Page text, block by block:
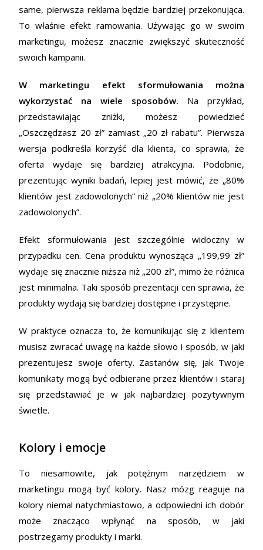
same, pierwsza reklama będzie bardziej przekonująca.
To właśnie efekt ramowania. Używając go w swoim
marketingu, możesz znacznie zwiększyć skuteczność
swoich kampanii.
W marketingu efekt sformułowania można
wykorzystać na wiele sposobów. Na przykład,
przedstawiając zniżki, możesz powiedzieć
„Oszczędzasz 20 zł” zamiast „20 zł rabatu”. Pierwsza
wersja podkreśla korzyść dla klienta, co sprawia, że
oferta wydaje się bardziej atrakcyjna. Podobnie,
prezentując wyniki badań, lepiej jest mówić, że „80%
klientów jest zadowolonych” niż „20% klientów nie jest
zadowolonych”.
Efekt sformułowania jest szczególnie widoczny w
przypadku cen. Cena produktu wynosząca „199,99 zł”
wydaje się znacznie niższa niż „200 zł”, mimo że różnica
jest minimalna. Taki sposób prezentacji cen sprawia, że
produkty wydają się bardziej dostępne i przystępne.
W praktyce oznacza to, że komunikując się z klientem
musisz zwracać uwagę na każde słowo i sposób, w jaki
prezentujesz swoje oferty. Zastanów się, jak Twoje
komunikaty mogą być odbierane przez klientów i staraj
się przedstawiać je w jak najbardziej pozytywnym
świetle.
Kolory i emocje
To niesamowite, jak potężnym narzędziem w
marketingu mogą być kolory. Nasz mózg reaguje na
kolory niemal natychmiastowo, a odpowiedni ich dobór
może znacząco wpłynąć na sposób, w jaki
postrzegamy produkty i marki.